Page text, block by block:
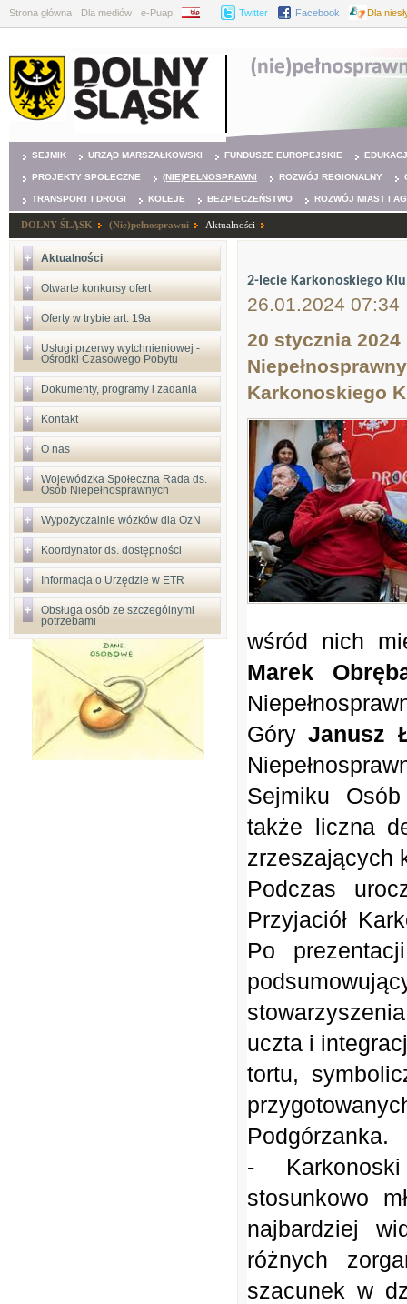
Strona główna Dla mediów e-Puap BIP Twitter Facebook Dla
SEJMIK URZĄD MARSZAŁKOWSKI FUNDUSZE EUROPEJSKIE
PROJEKTY SPOŁECZNE (NIE)PEŁNOSPRAWNI ROZWÓJ REGIONALNY
TRANSPORT I DROGI KOLEJE BEZPIECZEŃSTWO ROZWÓJ MIAST I
DOLNY ŚLĄSK (Nie)pełnosprawni Aktualności
Aktualności
Otwarte konkursy ofert
Oferty w trybie art. 19a
Usługi przerwy wytchnieniowej -
Ośrodki Czasowego Pobytu
Dokumenty, programy i zadania
Kontakt
O nas
Wojewódzka Społeczna Rada ds.
Osób Niepełnosprawnych
Wypożyczalnie wózków dla OzN
Koordynator ds. dostępności
Informacja o Urzędzie w ETR
Obsługa osób ze szczególnymi
potrzebami
2-lecie Karkonoskiego
26.01.2024 07:34
20 stycznia
Karkonoskiego
wśród nich mi
Marek Obrę
Niepeł
GóryJanusz
Niepeł
Sejmiku
także liczna
zrzeszających
Podczas
Przyjaciół
Po
podsumowują
uczta i
tortu,
Podgórzanka.
-
stosunkowo mł
najbardziej
różnych
szacunek w